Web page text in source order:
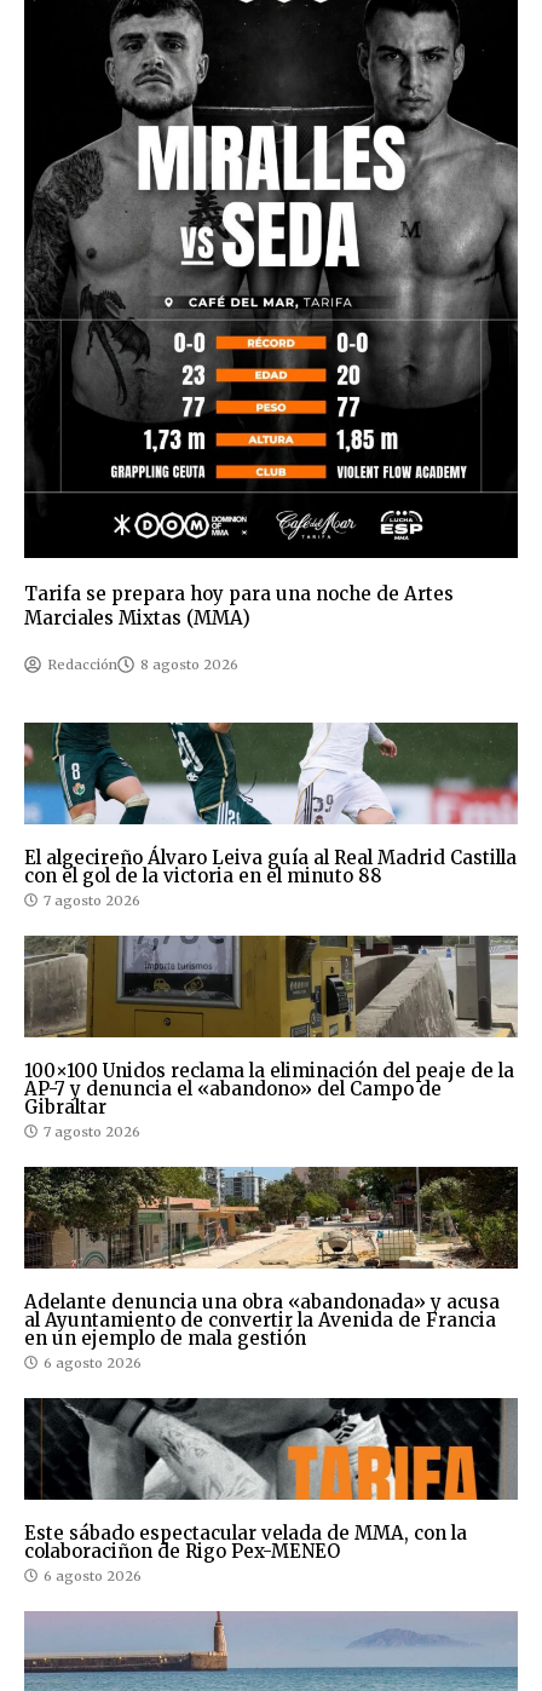
Tarifa se prepara hoy para una noche de Artes
Marciales Mixtas (MMA)
Redacción 8 agosto 2026
El algecireño Álvaro Leiva guía al Real Madrid Castilla
con el gol de la victoria en el minuto 88
7 agosto 2026
100×100 Unidos reclama la eliminación del peaje de la
AP-7 y denuncia el «abandono» del Campo de
Gibraltar
7 agosto 2026
Adelante denuncia una obra «abandonada» y acusa
al Ayuntamiento de convertir la Avenida de Francia
en un ejemplo de mala gestión
6 agosto 2026
Este sábado espectacular velada de MMA, con la
colaboraciñon de Rigo Pex-MENEO
6 agosto 2026